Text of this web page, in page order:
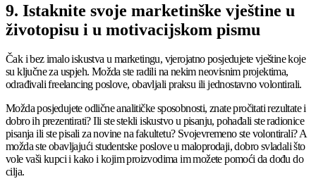
9. Istaknite svoje marketinške vještine u
životopisu i u motivacijskom pismu
Čak i bez imalo iskustva u marketingu, vjerojatno posjedujete vještine koje
su ključne za uspjeh. Možda ste radili na nekim neovisnim projektima,
odrađivali freelancing poslove, obavljali praksu ili jednostavno volontirali.
Možda posjedujete odlične analitičke sposobnosti, znate pročitati rezultate i
dobro ih prezentirati? Ili ste stekli iskustvo u pisanju, pohađali ste radionice
pisanja ili ste pisali za novine na fakultetu? Svojevremeno ste volontirali? A
možda ste obavljajući studentske poslove u maloprodaji, dobro svladali što
vole vaši kupci i kako i kojim proizvodima im možete pomoći da dođu do
cilja.